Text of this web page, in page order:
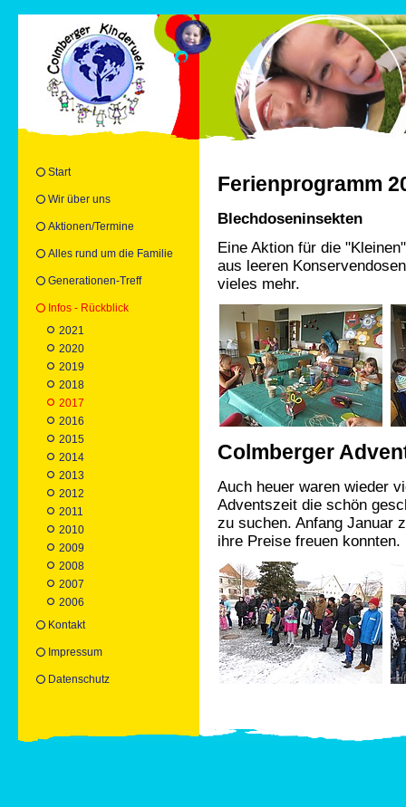
Start
Wir über uns
Aktionen/Termine
Alles rund um die Familie
Generationen-Treff
Infos - Rückblick
2021
2020
2019
2018
2017
2016
2015
2014
2013
2012
2011
2010
2009
2008
2007
2006
Kontakt
Impressum
Datenschutz
Ferienprogramm
Blechdoseninsekten
Eine Aktion für die
aus leeren
vieles mehr.
Colmberger
Auch heuer waren wieder
Adventszeit die schön
zu suchen. Anfang Januar
ihre Preise freuen konnten.